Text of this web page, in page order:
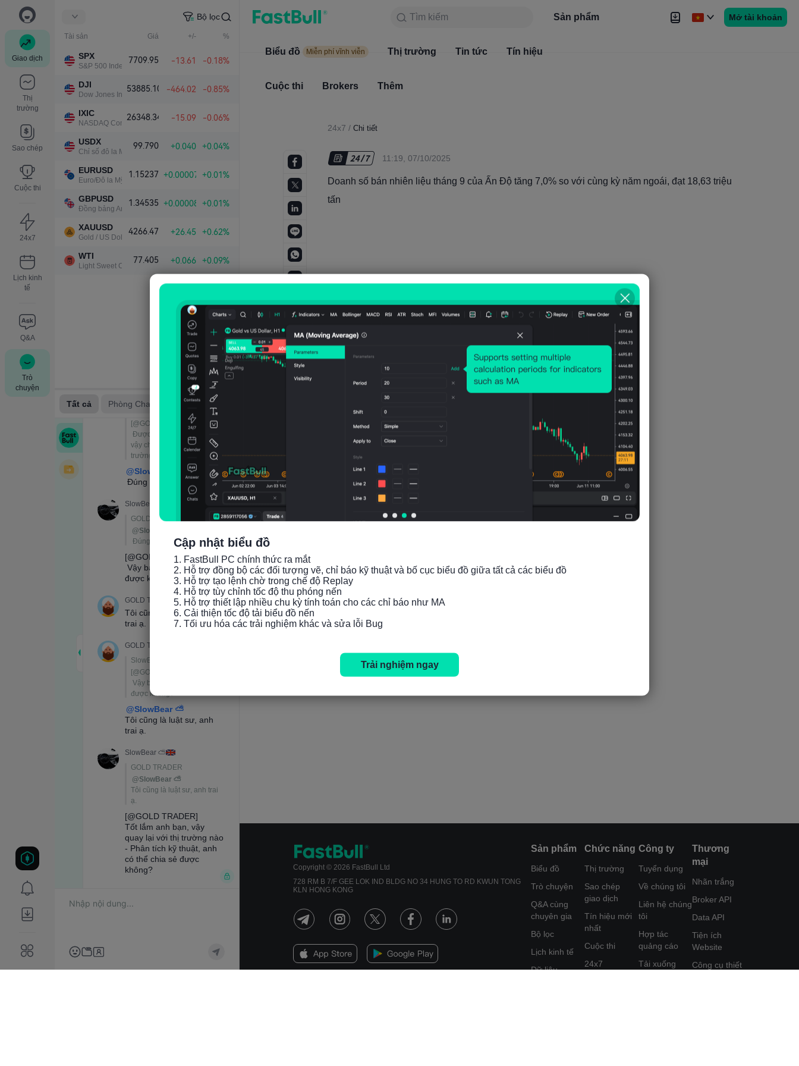
Giao dịch
Thị
trường
Sao chép
Cuộc thi
24x7
Lịch kinh
tế
Q&A
Trò
chuyện
Bộ lọc
Tài sản Giá +/- %
SPX
S&P 500 Index
7709.95 -13.61 -0.18%
DJI
Dow Jones Industrial Average
53885.10 -464.02 -0.85%
IXIC
NASDAQ Composite Index
26348.34 -15.09 -0.06%
USDX
Chỉ số đô la Mỹ
99.790 +0.040 +0.04%
EURUSD
Euro/Đô la Mỹ
1.15237 +0.00007 +0.01%
GBPUSD
Đồng bảng Anh/Đô la Mỹ
1.34535 +0.00008 +0.01%
XAUUSD
Gold / US Dollar
4266.47 +26.45 +0.62%
WTI
Light Sweet Crude Oil
77.405 +0.066 +0.09%
Tìm kiếm Sản phẩm
Biểu đồ Miễn phí vĩnh viễn Thị trường
Mở tài khoản
Tìm kiếm
Sản phẩm
Biểu đồ Miễn phí vĩnh viễn Thị trường Tin tức Tín hiệu
Cuộc thi Brokers Thêm
24x7 / Chi tiết
11:19, 07/10/2025
Doanh số bán nhiên liệu tháng 9 của Ấn Độ tăng 7,0% so với cùng kỳ năm ngoái, đạt 18,63 triệu
tấn
Copyright © 2026 FastBull Ltd
728 RM B 7/F GEE LOK IND BLDG NO 34 HUNG TO RD KWUN TONG
KLN HONG KONG
Sản phẩm
Biểu đồ
Trò chuyện
Q&A cùng
chuyên gia
Bộ lọc
Lịch kinh tế
Dữ liệu
Chức năng
Thị trường
Sao chép
giao dịch
Tín hiệu mới
nhất
Cuộc thi
24x7
Công ty
Tuyển dụng
Về chúng tôi
Liên hệ chúng
tôi
Hợp tác
quảng cáo
Tải xuống
Thương
mại
Nhãn trắng
Broker API
Data API
Tiện ích
Website
Công cụ thiết
Cập nhật biểu đồ
1. FastBull PC chính thức ra mắt
2. Hỗ trợ đồng bộ các đối tượng vẽ, chỉ báo kỹ thuật và bố cục biểu đồ giữa tất cả các biểu đồ
3. Hỗ trợ tạo lệnh chờ trong chế độ Replay
4. Hỗ trợ tùy chỉnh tốc độ thu phóng nến
5. Hỗ trợ thiết lập nhiều chu kỳ tính toán cho các chỉ báo như MA
6. Cải thiện tốc độ tải biểu đồ nến
7. Tối ưu hóa các trải nghiệm khác và sửa lỗi Bug
Trải nghiệm ngay